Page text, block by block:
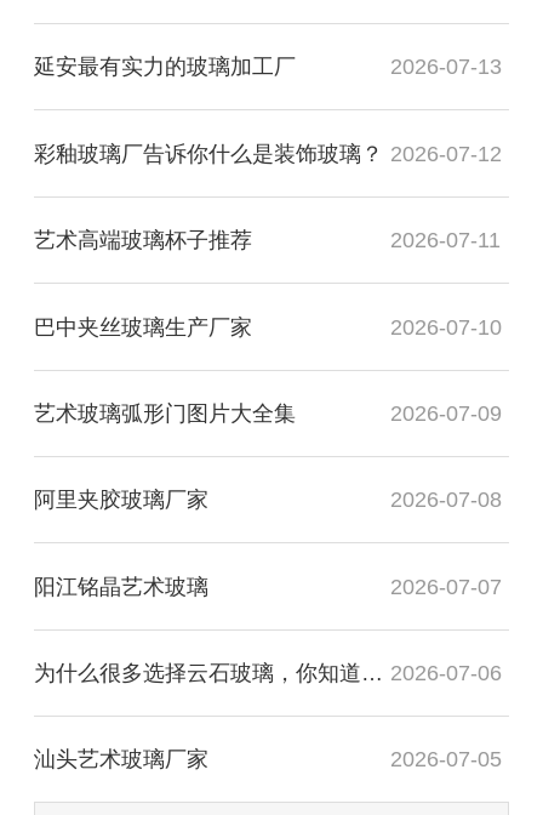
延安最有实力的玻璃加工厂 2026-07-13
彩釉玻璃厂告诉你什么是装饰玻璃？ 2026-07-12
艺术高端玻璃杯子推荐 2026-07-11
巴中夹丝玻璃生产厂家 2026-07-10
艺术玻璃弧形门图片大全集 2026-07-09
阿里夹胶玻璃厂家 2026-07-08
阳江铭晶艺术玻璃 2026-07-07
为什么很多选择云石玻璃，你知道有什么用处吗？ 2026-07-06
汕头艺术玻璃厂家 2026-07-05